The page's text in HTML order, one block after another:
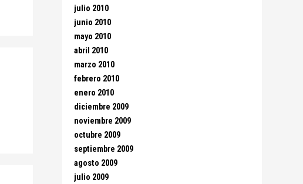
julio 2010
junio 2010
mayo 2010
abril 2010
marzo 2010
febrero 2010
enero 2010
diciembre 2009
noviembre 2009
octubre 2009
septiembre 2009
agosto 2009
julio 2009